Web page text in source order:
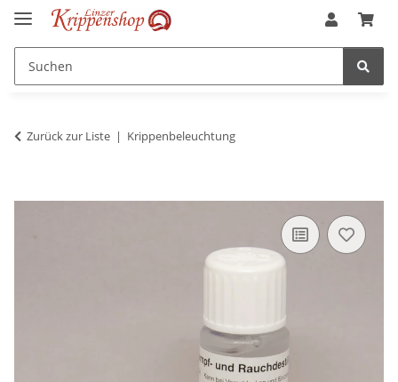
Zurück zur Liste Krippenbeleuchtung